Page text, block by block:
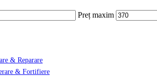
Preț maxim
& Reparare
& Fortifiere